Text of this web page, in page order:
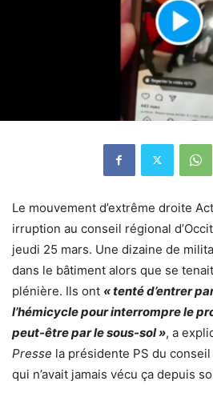
Le mouvement d’extrême droite
irruption au conseil régional
jeudi 25 mars. Une dizaine de
dans le bâtiment alors que se
plénière. Ils ont « tenté d’entrer
l’hémicycle pour interrompre le
peut-être par le sous-sol », a
Presse la présidente PS du
qui n’avait jamais vécu ça depuis